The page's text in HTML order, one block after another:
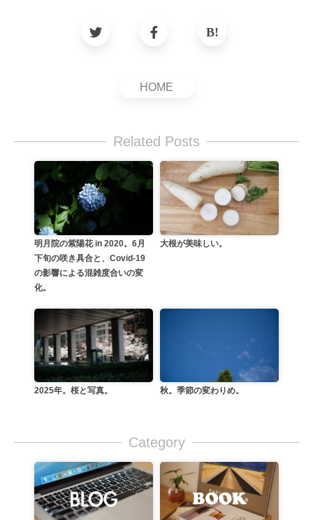
HOME
Related Posts
明月院の紫陽花 in 2020。6月
下旬の咲き具合と、Covid-19
の影響による混雑度合いの変
化。
大根が美味しい。
2025年。桜と写真。 秋。季節の変わりめ。
Category